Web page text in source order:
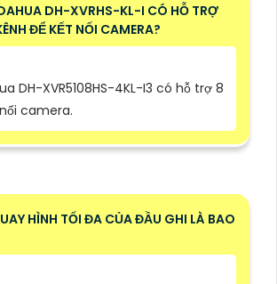
DH-XVRHS-KL-I CÓ HỖ TRỢ
ĐỂ KẾT NỐI CAMERA?
DH-XVR5108HS-4KL-I3 có hỗ trợ 8
camera.
HÌNH TỐI ĐA CỦA ĐẦU GHI LÀ BAO